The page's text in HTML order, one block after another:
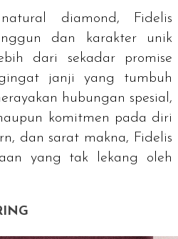
diamond, Fidelis
dan karakter unik
dari sekadar promise
janji yang tumbuh
hubungan spesial,
komitmen pada diri
dan sarat makna, Fidelis
yang tak lekang oleh